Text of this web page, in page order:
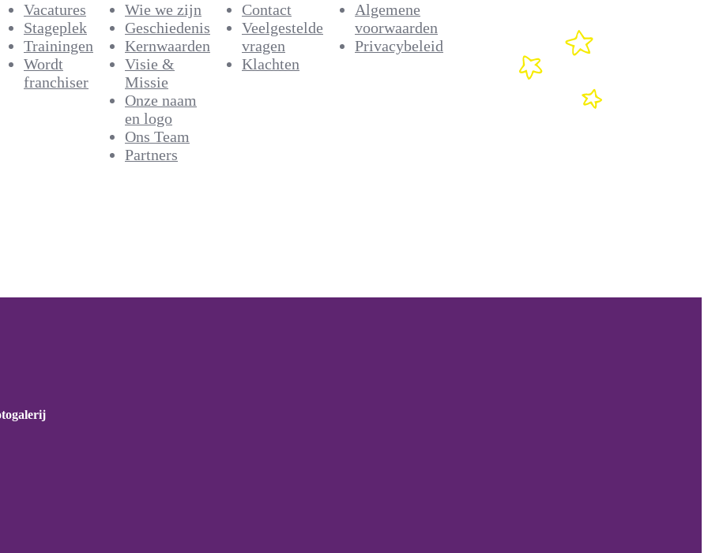
Vacatures
Stageplek
Trainingen
Wordt
franchiser
Wie we zijn
Geschiedenis
Kernwaarden
Visie &
Missie
Onze naam
en logo
Ons Team
Partners
Contact
Veelgestelde
vragen
Klachten
Algemene
voorwaarden
Privacybeleid